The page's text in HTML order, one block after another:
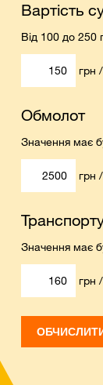
Вартість
Від 100 до 250
грн
Обмолот
Значення має
грн
Значення має
грн